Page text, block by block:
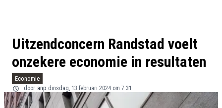
Uitzendconcern Randstad voelt
onzekere economie in resultaten
Economie
door anp dinsdag, 13 februari 2024 om 7:31